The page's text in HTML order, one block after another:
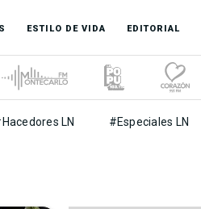
ESTILO DE VIDA EDITORIAL
LN #Especiales LN